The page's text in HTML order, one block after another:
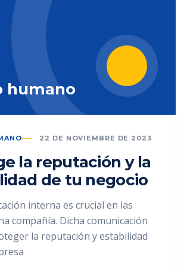
humano
22 DE NOVIEMBRE DE 2023
la reputación y la
de tu negocio
interna es crucial en las
compañía. Dicha comunicación
la reputación y estabilidad